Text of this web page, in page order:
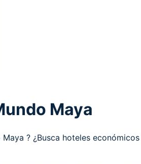
Maya
? ¿Busca hoteles